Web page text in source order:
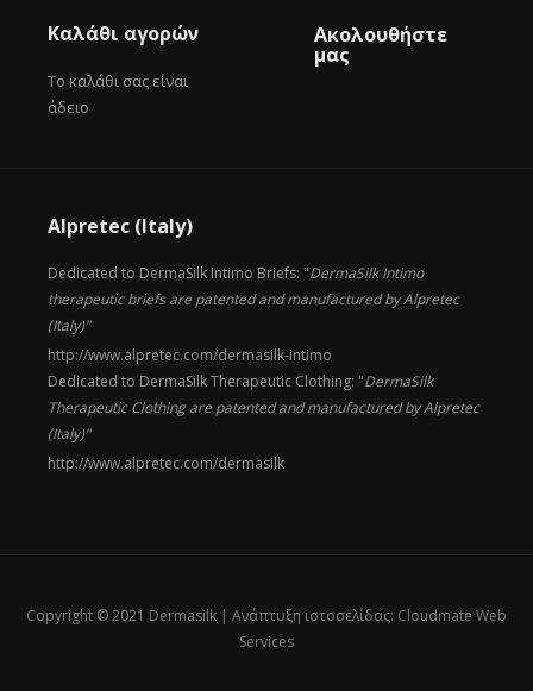
Καλάθι αγορών
Το καλάθι σας είναι
άδειο
Ακολουθήστε
μας
Alpretec (Italy)
Dedicated to DermaSilk Intimo Briefs: "DermaSilk Intimo
therapeutic briefs are patented and manufactured by Alpretec
(Italy)"
http://www.alpretec.com/dermasilk-intimo
Dedicated to DermaSilk Therapeutic Clothing: "DermaSilk
Therapeutic Clothing are patented and manufactured by Alpretec
(Italy)"
http://www.alpretec.com/dermasilk
Copyright © 2021 Dermasilk | Ανάπτυξη ιστοσελίδας: Cloudmate Web
Services